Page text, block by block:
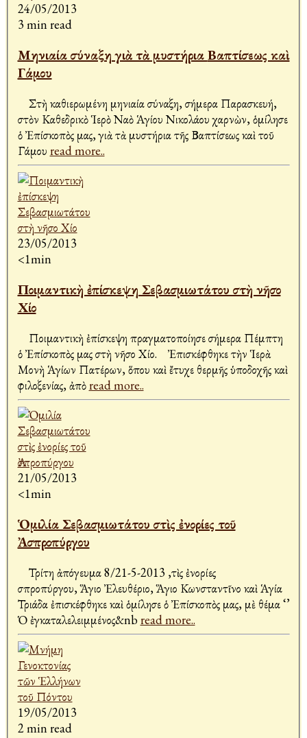
24/05/2013
3 min read
Μηνιαία σύναξη γιὰ τὰ μυστήρια Βαπτίσεως καὶ
Γάμου
Στὴ καθιερωμένη μηνιαία σύναξη, σήμερα Παρασκευή,
στὸν Καθεδρικὸ Ἱερὸ Ναὸ Ἁγίου Νικολάου Ἀχαρνὼν, ὁμίλησε
ὁ Ἐπίσκοπὸς μας, γιὰ τὰ μυστήρια τῆς Βαπτίσεως καὶ τοῦ
Γάμου read more..
23/05/2013
<1min
Ποιμαντικὴ ἐπίσκεψη Σεβασμιωτάτου στὴ νῆσο
Χίο
Ποιμαντικὴ ἐπίσκεψη πραγματοποίησε σήμερα Πέμπτη
ὁ Ἐπίσκοπὸς μας στὴ νῆσο Χίο. Ἐπισκέφθηκε τὴν Ἱερὰ
Μονὴ Ἁγίων Πατέρων, ὅπου καὶ ἔτυχε θερμῆς ὑποδοχῆς καὶ
φιλοξενίας, ἀπὸread more..
21/05/2013
<1min
Ὁμιλία Σεβασμιωτάτου στὶς ἐνορίες τοῦ
Ἀσπροπύργου
Τρίτη ἀπόγευμα 8/21-5-2013 ,τὶς ἐνορίες
Ἀσπροπύργου, Ἅγιο Ἐλευθέριο, Ἅγιο Κωνσταντῖνο καὶ Ἁγία
Τριάδα ἐπισκέφθηκε καὶ ὁμίλησε ὁ Ἐπίσκοπὸς μας, μὲ θέμα ‘’
Ὁ ἐγκαταλελειμμένος&nbread more..
19/05/2013
2 min read